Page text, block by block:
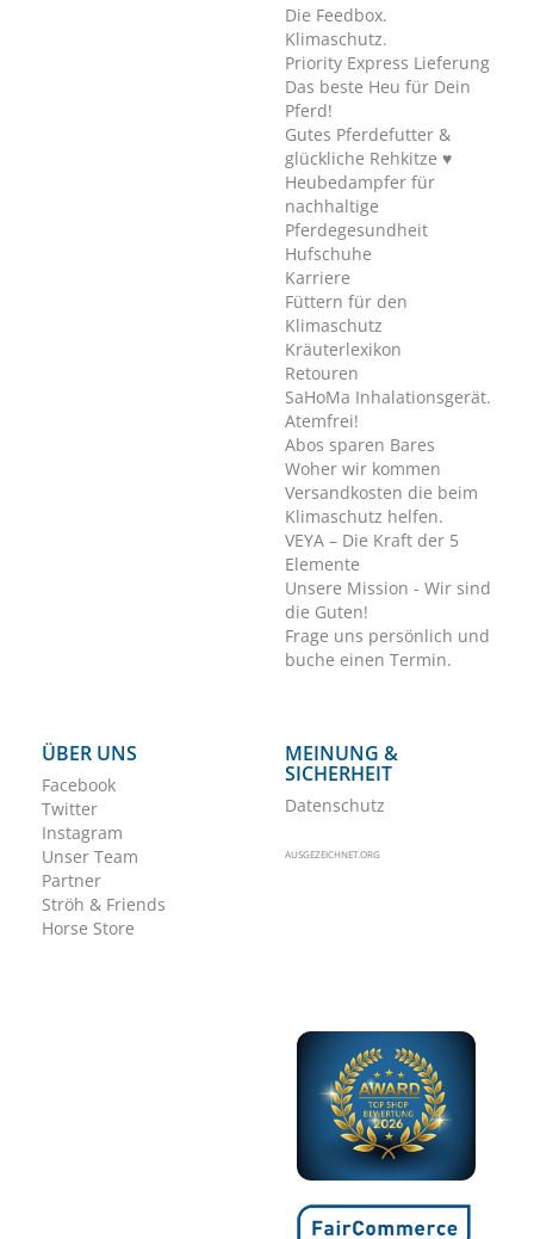
Die Feedbox.
Klimaschutz.
Priority Express Lieferung
Das beste Heu für Dein
Pferd!
Gutes Pferdefutter &
glückliche Rehkitze ♥
Heubedampfer für
nachhaltige
Pferdegesundheit
Hufschuhe
Karriere
Füttern für den
Klimaschutz
Kräuterlexikon
Retouren
SaHoMa Inhalationsgerät.
Atemfrei!
Abos sparen Bares
Woher wir kommen
Versandkosten die beim
Klimaschutz helfen.
VEYA – Die Kraft der 5
Elemente
Unsere Mission - Wir sind
die Guten!
Frage uns persönlich und
buche einen Termin.
ÜBER UNS
Facebook
Twitter
Instagram
Unser Team
Partner
Ströh & Friends
Horse Store
MEINUNG &
SICHERHEIT
Datenschutz
AUSGEZEICHNET.ORG